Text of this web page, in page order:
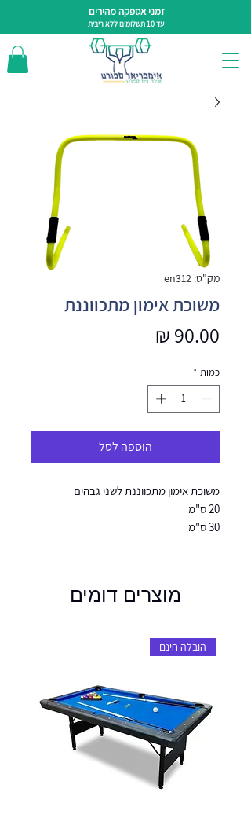
זמני אספקה מהירים
עד 10 תשלומים ללא ריבית
מק"ט: en312
משוכת אימון מתכווננת
כמות *
הוספה לסל
משוכת אימון מתכווננת לשני גבהים
20 ס"מ
30 ס"מ
מוצרים דומים
הובלה חינם